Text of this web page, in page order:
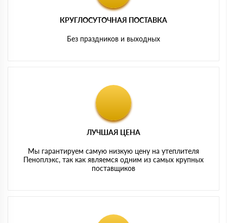
КРУГЛОСУТОЧНАЯ ПОСТАВКА
Без праздников и выходных
ЛУЧШАЯ ЦЕНА
Мы гарантируем самую низкую цену на утеплителя
Пеноплэкс, так как являемся одним из самых крупных
поставщиков